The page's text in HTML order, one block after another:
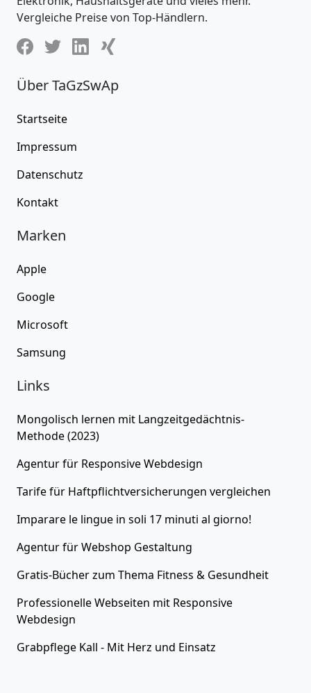
Vergleiche Preise von Top-Händlern.
Über TaGzSwAp
Startseite
Impressum
Datenschutz
Kontakt
Marken
Apple
Google
Microsoft
Samsung
Links
Mongolisch lernen mit Langzeitgedächtnis-
Methode (2023)
Agentur für Responsive Webdesign
Tarife für Haftpflichtversicherungen vergleichen
Imparare le lingue in soli 17 minuti al giorno!
Agentur fürWebshop Gestaltung
Gratis-Bücher zum Thema Fitness & Gesundheit
Professionelle Webseiten mit Responsive
Webdesign
Grabpflege Kall - Mit Herz und Einsatz